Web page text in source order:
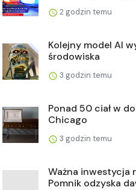
2 godzin temu
Kolejny model AI
środowiska
3 godzin temu
Ponad 50 ciał w
Chicago
3 godzin temu
Ważna inwestycja
Pomnik odzyska